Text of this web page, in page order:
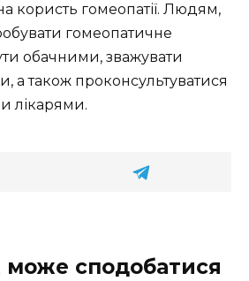
користь гомеопатії. Людям,
гомеопатичне
обачними, зважувати
а також проконсультуватися
лікарями.
сподобатися